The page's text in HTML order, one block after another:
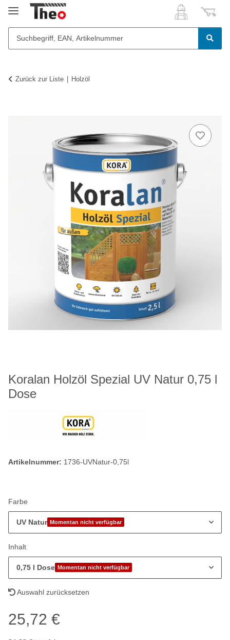
Zurück zur Liste Holzöl
Koralan Holzöl Spezial UV Natur 0,75 l
Dose
Artikelnummer: 1736-UVNatur-0,75l
Farbe
UV Natur Momentan nicht verfügbar
Inhalt
0,75 l Dose Momentan nicht verfügbar
Auswahl zurücksetzen
25,72 €